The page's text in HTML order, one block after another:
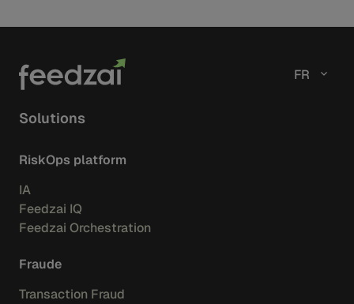
FR
Solutions
RiskOps platform
IA
Feedzai IQ
Feedzai Orchestration
Fraude
Transaction Fraud